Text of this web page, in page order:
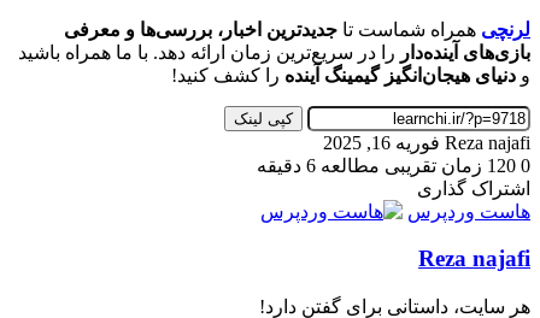
لرنچی همراه شماست تا جدیدترین اخبار، بررسی‌ها و معرفی
بازی‌های آینده‌دار را در سریع‌ترین زمان ارائه دهد. با ما همراه باشید
و دنیای هیجان‌انگیز گیمینگ آینده را کشف کنید!
کپی لینک
Reza najafi ارسال
به
ایمیل
فوریه 16, 2025
0
زمان تقریبی مطالعه 6 دقیقه
اشتراک گذاری
فیسبوک
ایکس
لینکداین
پینتریست
اسکایپ
واتس
تلگرام
اشتراک
با
چاپ
هاست وردپرس
Reza najafi
هر سایت، داستانی برای گفتن دارد!